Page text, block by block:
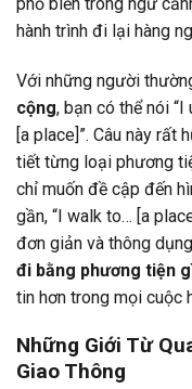
hành trình đi lại hàng
Với những người
cộng, bạn có thể nói
[a place]”. Câu này rất
tiết từng loại phương
chỉ muốn đề cập đến
gần, “I walk to… [a
đơn giản và thông
đi bằng phương tiện
tin hơn trong mọi cuộc
Những Giới Từ
Giao Thông